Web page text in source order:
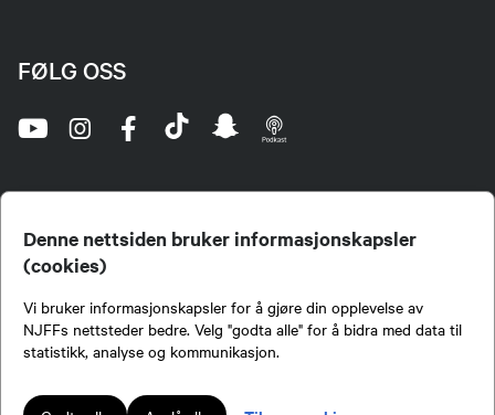
Denne nettsiden bruker informasjonskapsler
(cookies)
Vi bruker informasjonskapsler for å gjøre din opplevelse av
NJFFs nettsteder bedre. Velg "godta alle" for å bidra med data til
statistikk, analyse og kommunikasjon.
FØLG OSS
jegere og sportsfiskere og et av de viktigste miljøene for formidling av kunnskap om jakt og
fiske i Norge. Vi er en partipolitisk nøytral organisasjon, men har et sterkt jakt-, fiske-, og
naturpolitisk engasjement i mange saker.
Lokalforeninger tilsluttet Norges Jeger- og Fiskerforbund har ansvar for innhold de